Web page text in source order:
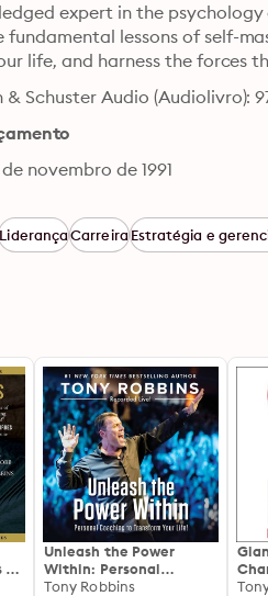
expert in the
fundamental lessons of self-
life, and harness the forces
& Schuster Audio (Audiolivro):
novembro de 1991
LiderançaCarreiraEstratégia e
to
Unleash the Power
Within: Personal
Coaching to Transform
Tony Robbins